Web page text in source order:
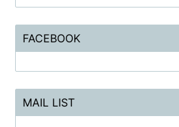
FACEBOOK
MAIL LIST